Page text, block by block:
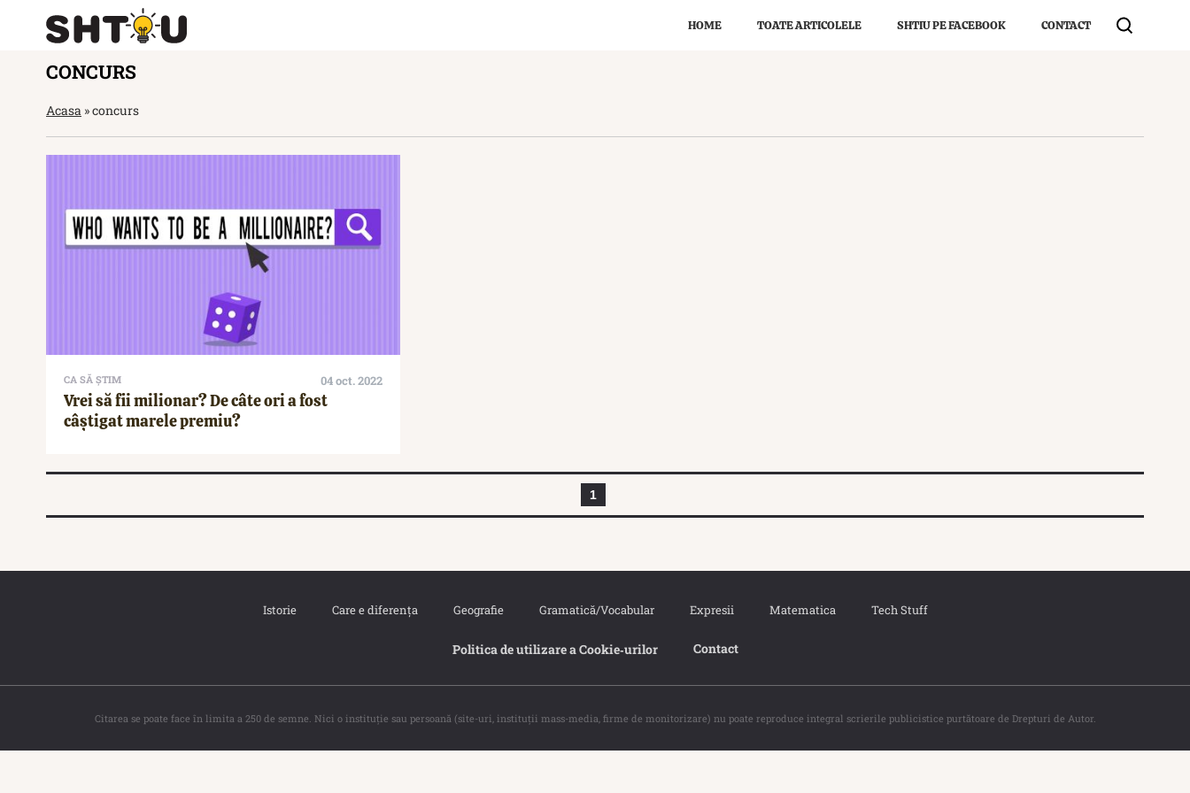
HOME TOATE ARTICOLELE SHTIU PE FACEBOOK CONTACT
CONCURS
Acasa »concurs
CA SĂ ȘTIM 04 oct. 2022
Vrei să fii milionar? De câte ori a fost
câștigat marele premiu?
1
Istorie Care e diferența Geografie Gramatică/Vocabular Expresii Matematica Tech Stuff
Politica de utilizare a Cookie‐urilor Contact
Citarea se poate face în limita a 250 de semne. Nici o instituţie sau persoană (site-uri, instituţii mass-media, firme de monitorizare) nu poate reproduce integral scrierile publicistice purtătoare de Drepturi de Autor.